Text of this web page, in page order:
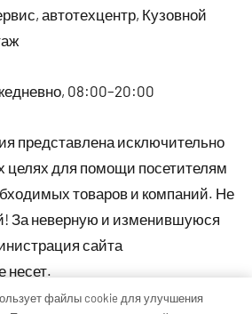
автотехцентр, Кузовной
08:00–20:00
представлена исключительно
целях для помощи посетителям
товаров и компаний. Не
За неверную и изменившуюся
сайта
несет.
файлы cookie для улучшения